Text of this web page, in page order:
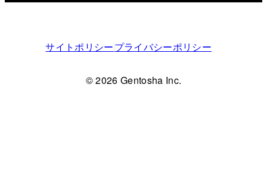
サイトポリシープライバシーポリシー
© 2026 Gentosha Inc.